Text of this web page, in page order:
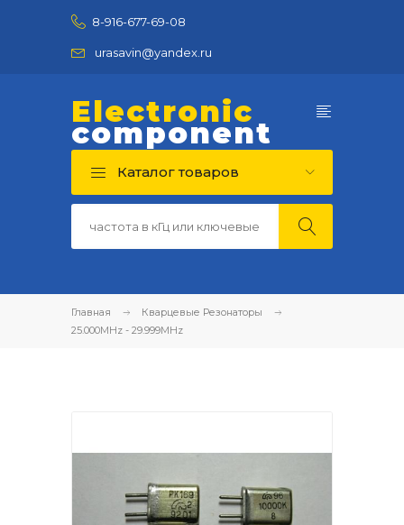
8-916-677-69-08
urasavin@yandex.ru
Electronic
component
Каталог товаров
Главная
Кварцевые Резонаторы
25.000MHz - 29.999MHz